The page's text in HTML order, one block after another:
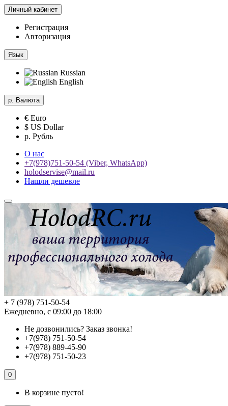
Личный кабинет
Регистрация
Авторизация
Язык
Russian
English
р. Валюта
€ Euro
$ US Dollar
р. Рубль
О нас
+7(978)751-50-54 (Viber, WhatsApp)
holodservise@mail.ru
Нашли дешевле
+ 7 (978) 751-50-54
Ежедневно, с 09:00 до 18:00
Не дозвонились? Заказ звонка!
+7(978) 751-50-54
+7(978) 889-45-90
+7(978) 751-50-23
0
В корзине пусто!